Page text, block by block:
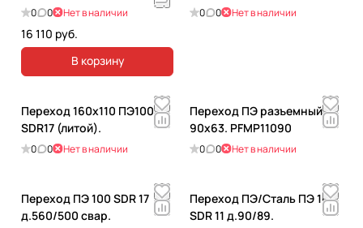
0 0 Нет в наличии
16 110 руб.
В корзину
0 0 Нет в наличии
Переход 160х110 ПЭ100
SDR17 (литой).
0 0 Нет в наличии
Переход ПЭ разъемный
90x63. PFMP11090
0 0 Нет в наличии
Переход ПЭ 100 SDR 17
д.560/500 свар.
Переход ПЭ/Сталь ПЭ 100
SDR 11 д.90/89.